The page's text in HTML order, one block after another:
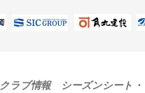
クラブ情報 シーズンシート